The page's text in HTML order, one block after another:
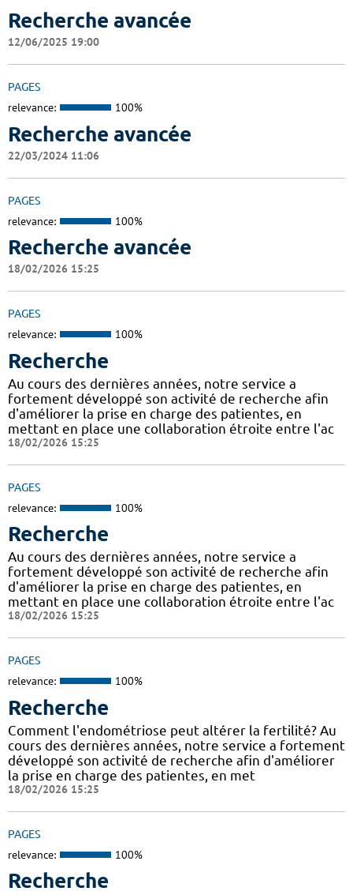
Recherche avancée
12/06/2025 19:00
PAGES
relevance: 100%
Recherche avancée
22/03/2024 11:06
PAGES
relevance: 100%
Recherche avancée
18/02/2026 15:25
PAGES
relevance: 100%
Recherche
Au cours des dernières années, notre service a
fortement développé son activité de recherche afin
d'améliorer la prise en charge des patientes, en
mettant en place une collaboration étroite entre l'ac
18/02/2026 15:25
PAGES
relevance: 100%
Recherche
Au cours des dernières années, notre service a
fortement développé son activité de recherche afin
d'améliorer la prise en charge des patientes, en
mettant en place une collaboration étroite entre l'ac
18/02/2026 15:25
PAGES
relevance: 100%
Recherche
Comment l'endométriose peut altérer la fertilité? Au
cours des dernières années, notre service a fortement
développé son activité de recherche afin d'améliorer
la prise en charge des patientes, en met
18/02/2026 15:25
PAGES
relevance: 100%
Recherche